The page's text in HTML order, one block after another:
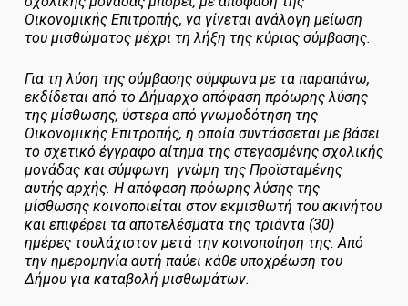
Οικονομικής Επιτροπής, να γίνεται ανάλογη μείωση
του μισθώματος μέχρι τη λήξη της κύριας σύμβασης.
Για τη λύση της σύμβασης σύμφωνα με τα παραπάνω,
εκδίδεται από το Δήμαρχο απόφαση πρόωρης λύσης
της μίσθωσης, ύστερα από γνωμοδότηση της
Οικονομικής Επιτροπής, η οποία συντάσσεται με βάσει
το σχετικό έγγραφο αίτημα της στεγασμένης σχολικής
μονάδας και σύμφωνη γνώμη της Προϊσταμένης
αυτής αρχής. Η απόφαση πρόωρης λύσης της
μίσθωσης κοινοποιείται στον εκμισθωτή του ακινήτου
και επιφέρει τα αποτελέσματα της τριάντα (30)
ημέρες τουλάχιστον μετά την κοινοποίηση της. Από
την ημερομηνία αυτή παύει κάθε υποχρέωση του
Δήμου για καταβολή μισθωμάτων.